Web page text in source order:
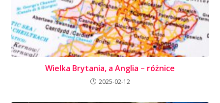
Wielka Brytania, a Anglia – różnice
2025-02-12